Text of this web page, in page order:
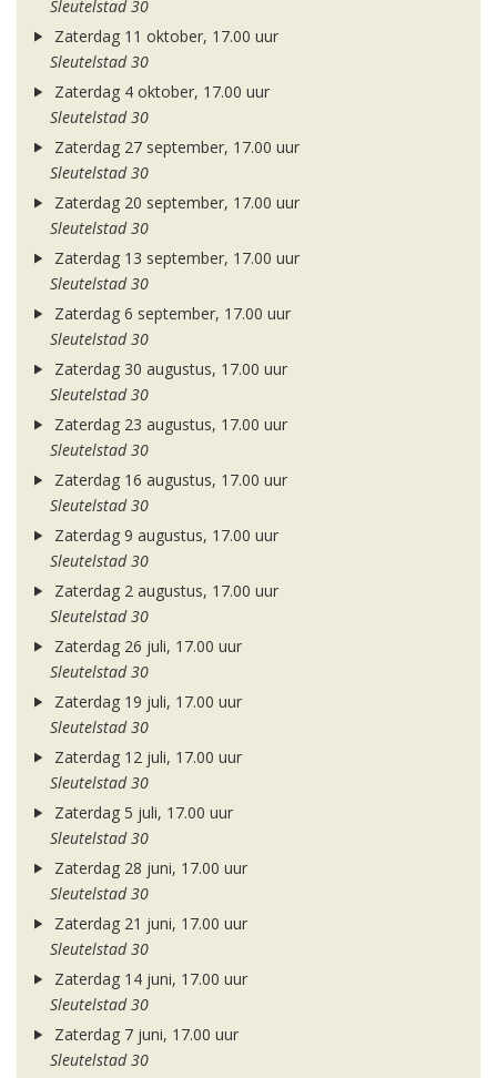
Sleutelstad 30
Zaterdag 11 oktober, 17.00 uur
Sleutelstad 30
Zaterdag 4 oktober, 17.00 uur
Sleutelstad 30
Zaterdag 27 september, 17.00 uur
Sleutelstad 30
Zaterdag 20 september, 17.00 uur
Sleutelstad 30
Zaterdag 13 september, 17.00 uur
Sleutelstad 30
Zaterdag 6 september, 17.00 uur
Sleutelstad 30
Zaterdag 30 augustus, 17.00 uur
Sleutelstad 30
Zaterdag 23 augustus, 17.00 uur
Sleutelstad 30
Zaterdag 16 augustus, 17.00 uur
Sleutelstad 30
Zaterdag 9 augustus, 17.00 uur
Sleutelstad 30
Zaterdag 2 augustus, 17.00 uur
Sleutelstad 30
Zaterdag 26 juli, 17.00 uur
Sleutelstad 30
Zaterdag 19 juli, 17.00 uur
Sleutelstad 30
Zaterdag 12 juli, 17.00 uur
Sleutelstad 30
Zaterdag 5 juli, 17.00 uur
Sleutelstad 30
Zaterdag 28 juni, 17.00 uur
Sleutelstad 30
Zaterdag 21 juni, 17.00 uur
Sleutelstad 30
Zaterdag 14 juni, 17.00 uur
Sleutelstad 30
Zaterdag 7 juni, 17.00 uur
Sleutelstad 30